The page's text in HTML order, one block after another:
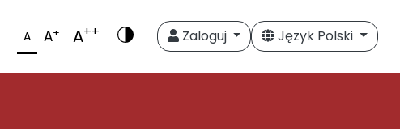
A A+ A++ Zaloguj Język Polski